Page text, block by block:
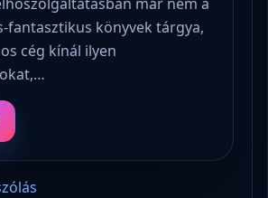
fantasztikus könyvek tárgya,
cég kínál ilyen